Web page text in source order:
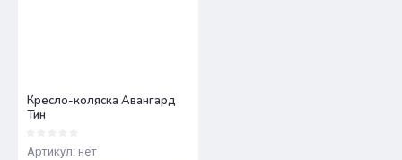
Кресло-коляска Авангард
Тин
Артикул: нет